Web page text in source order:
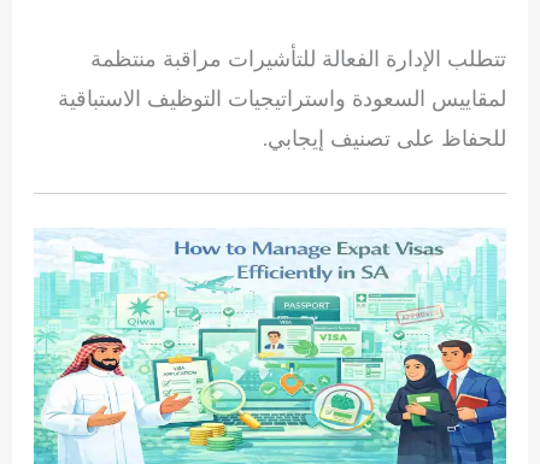
تتطلب الإدارة الفعالة للتأشيرات مراقبة منتظمة
لمقاييس السعودة واستراتيجيات التوظيف الاستباقية
للحفاظ على تصنيف إيجابي.